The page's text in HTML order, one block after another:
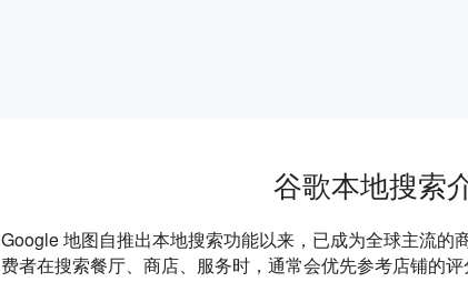
谷歌本地搜索
Google 地图自推出本地搜索功能以来，已成为全球主流的
费者在搜索餐厅、商店、服务时，通常会优先参考店铺的评